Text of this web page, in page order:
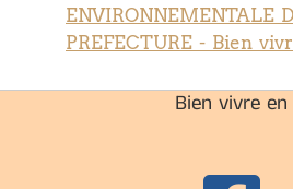
ENVIRONNEMENTALE
PREFECTURE - Bien
Bien vivre